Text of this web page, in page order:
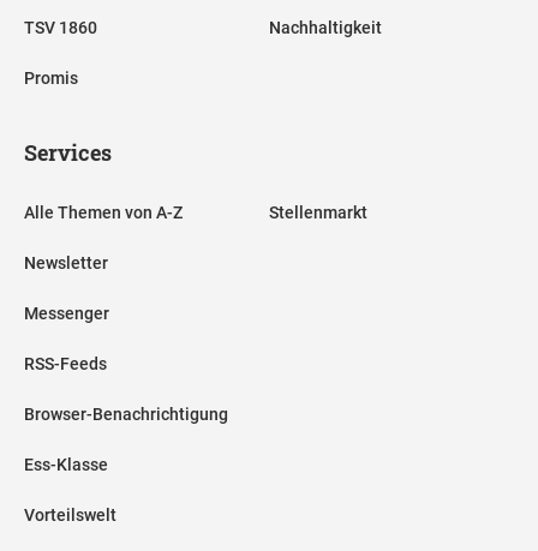
TSV 1860
Promis
Nachhaltigkeit
Services
Alle Themen von A-Z
Newsletter
Messenger
RSS-Feeds
Browser-Benachrichtigung
Ess-Klasse
Vorteilswelt
Stellenmarkt